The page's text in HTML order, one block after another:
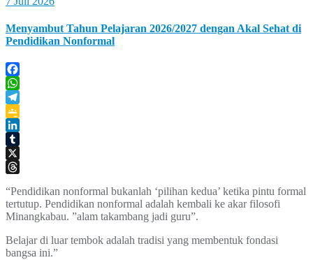
Menyambut Tahun Pelajaran 2026/2027 dengan Akal Sehat di
Pendidikan Nonformal
Facebook
WhatsApp
Telegram
Google
Classroom
LinkedIn
Tumblr
X
“Pendidikan nonformal bukanlah ‘pilihan kedua’ ketika pintu formal
tertutup. Pendidikan nonformal adalah kembali ke akar filosofi
Minangkabau. ”alam takambang jadi guru”.
Belajar di luar tembok adalah tradisi yang membentuk fondasi
bangsa ini.”